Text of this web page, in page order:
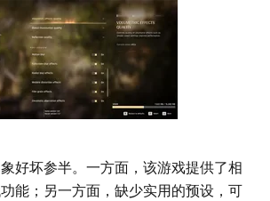
好坏参半。一方面，该游戏提供了相
能；另一方面，缺少实用的预设，可